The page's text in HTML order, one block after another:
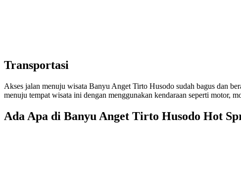
Transportasi
Akses jalan menuju wisata Banyu Anget Tirto Husodo sudah bagus dan
menuju tempat wisata ini dengan menggunakan kendaraan seperti motor,
Ada Apa di Banyu Anget Tirto Husodo Hot